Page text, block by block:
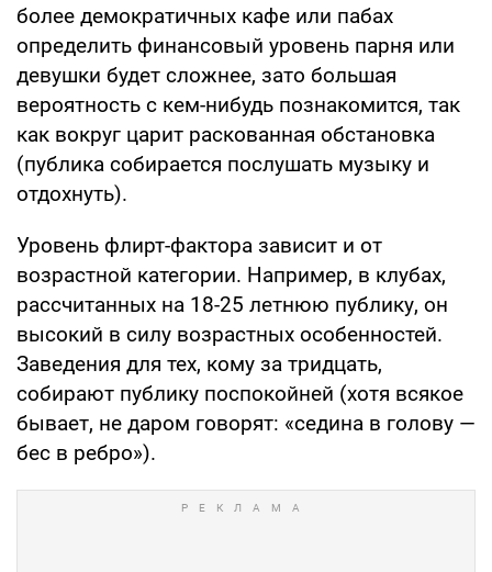
более демократичных кафе или пабах
определить финансовый уровень парня или
девушки будет сложнее, зато большая
вероятность с кем-нибудь познакомится, так
как вокруг царит раскованная обстановка
(публика собирается послушать музыку и
отдохнуть).
Уровень флирт-фактора зависит и от
возрастной категории. Например, в клубах,
рассчитанных на 18-25 летнюю публику, он
высокий в силу возрастных особенностей.
Заведения для тех, кому за тридцать,
собирают публику поспокойней (хотя всякое
бывает, не даром говорят: «седина в голову —
бес в ребро»).